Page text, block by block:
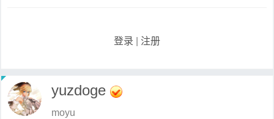
登录 注册
yuzdoge
moyu